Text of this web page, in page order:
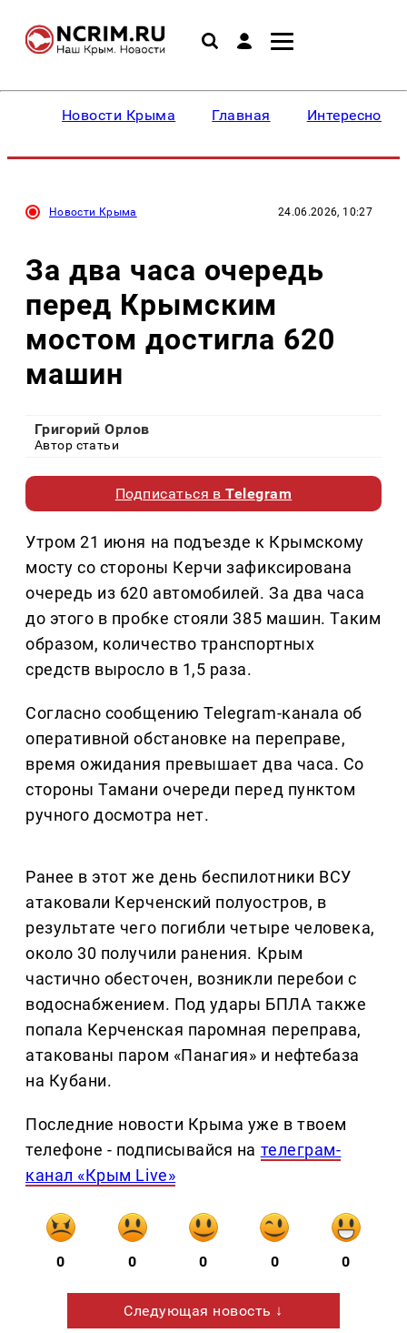
Новости Крыма Главная Интересное
Новости Крыма 24.06.2026, 10:27
За два часа очередь
перед Крымским
мостом достигла 620
машин
Григорий Орлов
Автор статьи
Подписаться вTelegram
Утром 21 июня на подъезде к Крымскому
мосту со стороны Керчи зафиксирована
очередь из 620 автомобилей. За два часа
до этого в пробке стояли 385 машин. Таким
образом, количество транспортных
средств выросло в 1,5 раза.
Согласно сообщению Telegram-канала об
оперативной обстановке на переправе,
время ожидания превышает два часа. Со
стороны Тамани очереди перед пунктом
ручного досмотра нет.
Ранее в этот же день беспилотники ВСУ
атаковали Керченский полуостров, в
результате чего погибли четыре человека,
около 30 получили ранения. Крым
частично обесточен, возникли перебои с
водоснабжением. Под удары БПЛА также
попала Керченская паромная переправа,
атакованы паром «Панагия» и нефтебаза
на Кубани.
Последние новости Крыма уже в твоем
телефоне - подписывайся на телеграм-
канал «Крым Live»
0 0 0 0 0
Следующая новость ↓